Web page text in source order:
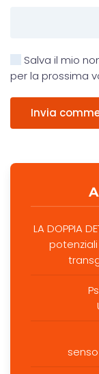
Salva il mio
per la prossima
Invia
LA DOPPIA